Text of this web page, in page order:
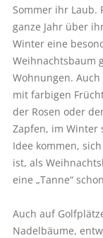
Sommer ihr Laub.
ganze Jahr über
Winter eine
Weihnachtsbaum
Wohnungen.
mit farbigen
der Rosen oder
Zapfen, im Winter
Idee kommen,
ist, als
eine „Tanne“
Auch auf
Nadelbäume,